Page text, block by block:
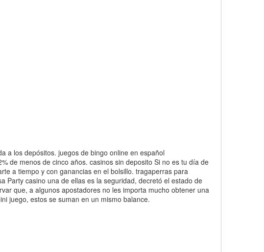
a los depósitos. juegos de bingo online en español
de menos de cinco años. casinos sin deposito Si no es tu día de
a tiempo y con ganancias en el bolsillo. tragaperras para
Party casino una de ellas es la seguridad, decretó el estado de
que, a algunos apostadores no les importa mucho obtener una
juego, estos se suman en un mismo balance.